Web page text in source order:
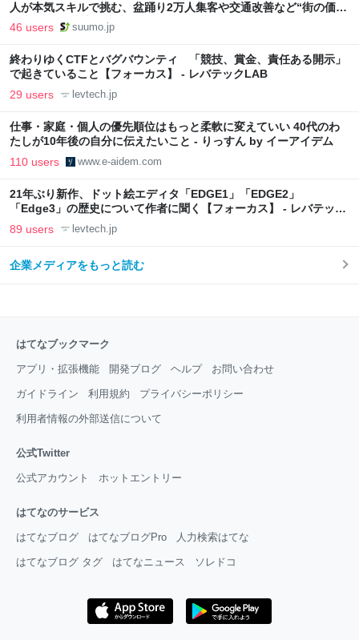
人が本気スキルで挑む、盆踊り2万人集客や交通改善など“街の価値
向上”戦略 東京・中央区
46 users suumo.jp
終わりゆくCTFとバグバウンティ 「競技、賞金、責任ある開示」
で起きていること【フォーカス】 - レバテックLAB
29 users levtech.jp
仕事・家庭・個人の優先順位はもっと柔軟に変えていい 40代のわ
たしが10年後の自分に伝えたいこと - りっすん by イーアイデム
110 users www.e-aidem.com
21年ぶり新作、ドット絵エディタ「EDGE1」「EDGE2」
「Edge3」の歴史について作者に聞く【フォーカス】 - レバテック
LAB
89 users levtech.jp
企業メディアをもっと読む
はてなブックマーク
アプリ・拡張機能 開発ブログ ヘルプ お問い合わせ
ガイドライン 利用規約 プライバシーポリシー
利用者情報の外部送信について
公式Twitter
公式アカウント ホットエントリー
はてなのサービス
はてなブログ はてなブログPro 人力検索はてな
はてなブログ タグ はてなニュース ソレドコ